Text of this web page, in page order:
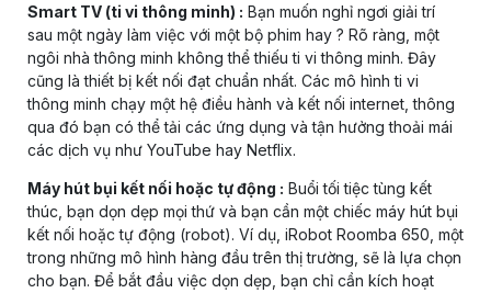
Smart TV (ti vi thông minh) : Bạn muốn nghỉ ngơi giải trí
sau một ngày làm việc với một bộ phim hay ? Rõ ràng, một
ngôi nhà thông minh không thể thiếu ti vi thông minh. Đây
cũng là thiết bị kết nối đạt chuẩn nhất. Các mô hình ti vi
thông minh chạy một hệ điều hành và kết nối internet, thông
qua đó bạn có thể tải các ứng dụng và tận hưởng thoải mái
các dịch vụ như YouTube hay Netflix.
Máy hút bụi kết nối hoặc tự động : Buổi tối tiệc tùng kết
thúc, bạn dọn dẹp mọi thứ và bạn cần một chiếc máy hút bụi
kết nối hoặc tự động (robot). Ví dụ, iRobot Roomba 650, một
trong những mô hình hàng đầu trên thị trường, sẽ là lựa chọn
cho bạn. Để bắt đầu việc dọn dẹp, bạn chỉ cần kích hoạt